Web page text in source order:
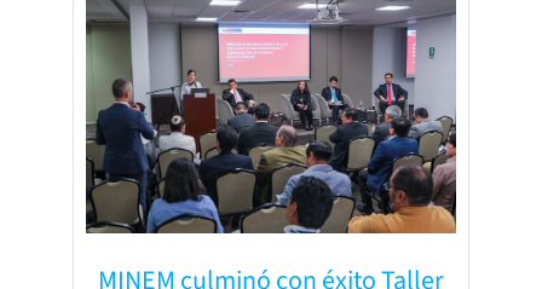
MINEM culminó con éxito Taller